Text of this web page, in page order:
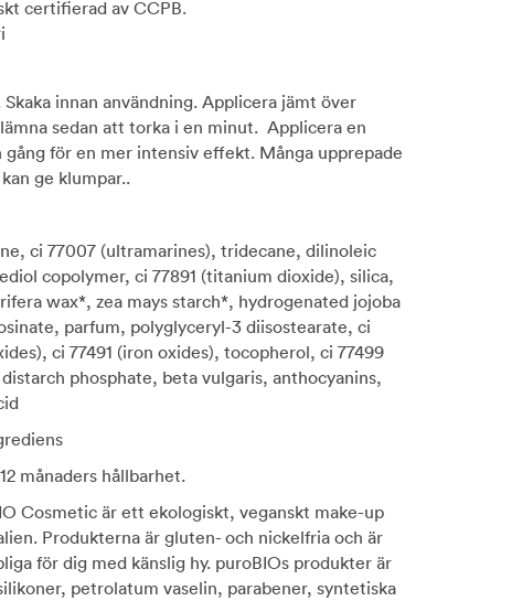
certifierad av CCPB.
Skaka innan användning. Applicera jämt över
sedan att torka i en minut. Applicera en
för en mer intensiv effekt. Många upprepade
ge klumpar..
ci 77007 (ultramarines), tridecane, dilinoleic
copolymer, ci 77891 (titanium dioxide), silica,
wax*, zea mays starch*, hydrogenated jojoba
parfum, polyglyceryl-3 diisostearate, ci
ci 77491 (iron oxides), tocopherol, ci 77499
phosphate, beta vulgaris, anthocyanins,
12 månaders hållbarhet.
Cosmetic är ett ekologiskt, veganskt make-up
Produkterna är gluten- och nickelfria och är
för dig med känslig hy. puroBIOs produkter är
petrolatum vaselin, parabener, syntetiska